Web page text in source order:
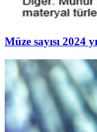
Müze sayısı 2024